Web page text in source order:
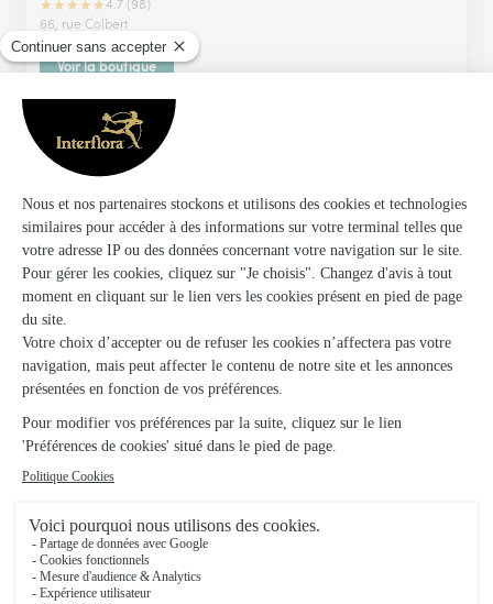
★★★★★4.7 (98)
66, rue Colbert
Voir la boutique
Fabre Fleurs
★ ★★
4.5 (33)
191, rue des Marchands
Voir la boutique